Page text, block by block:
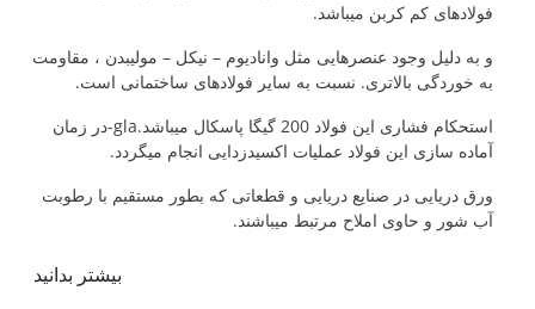
فولادهای کم کربن میباشد.
و به دلیل وجود عنصرهایی مثل وانادیوم – نیکل – مولیبدن ، مقاومت
به خوردگی بالاتری. نسبت به سایر فولادهای ساختمانی است.
استحکام فشاری این فولاد 200 گیگا پاسکال میباشد.gla-در زمان
آماده سازی این فولاد عملیات اکسیدزدایی انجام میگردد.
ورق دریایی در صنایع دریایی و قطعاتی که بطور مستقیم با رطوبت
آب شور و حاوی املاح مرتبط میباشند.
بیشتر بدانید